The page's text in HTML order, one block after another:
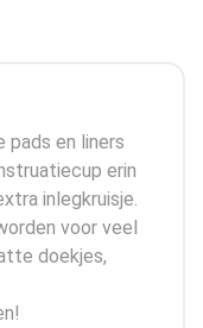
pads en liners
erin
inlegkruisje.
voor veel
doekjes,